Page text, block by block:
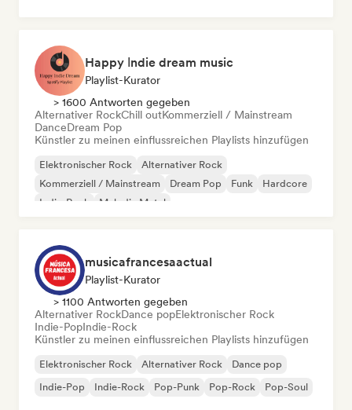
Happy Іndie dream music
Playlist-Kurator
> 1600 Antworten gegeben
Alternativer RockChill outKommerziell / Mainstream
DanceDream Pop
Künstler zu meinen einflussreichen Playlists hinzufügen
Elektronischer Rock
Alternativer Rock
Kommerziell / Mainstream
Dream Pop Funk
Hardcore
Indie-Rock
Melodic Metal
musicafrancesaactual
Playlist-Kurator
> 1100 Antworten gegeben
Alternativer RockDance popElektronischer Rock
Indie-PopIndie-Rock
Künstler zu meinen einflussreichen Playlists hinzufügen
Elektronischer Rock Alternativer Rock
Dance pop
Indie-Pop
Indie-Rock Pop-Punk Pop-Rock Pop-Soul